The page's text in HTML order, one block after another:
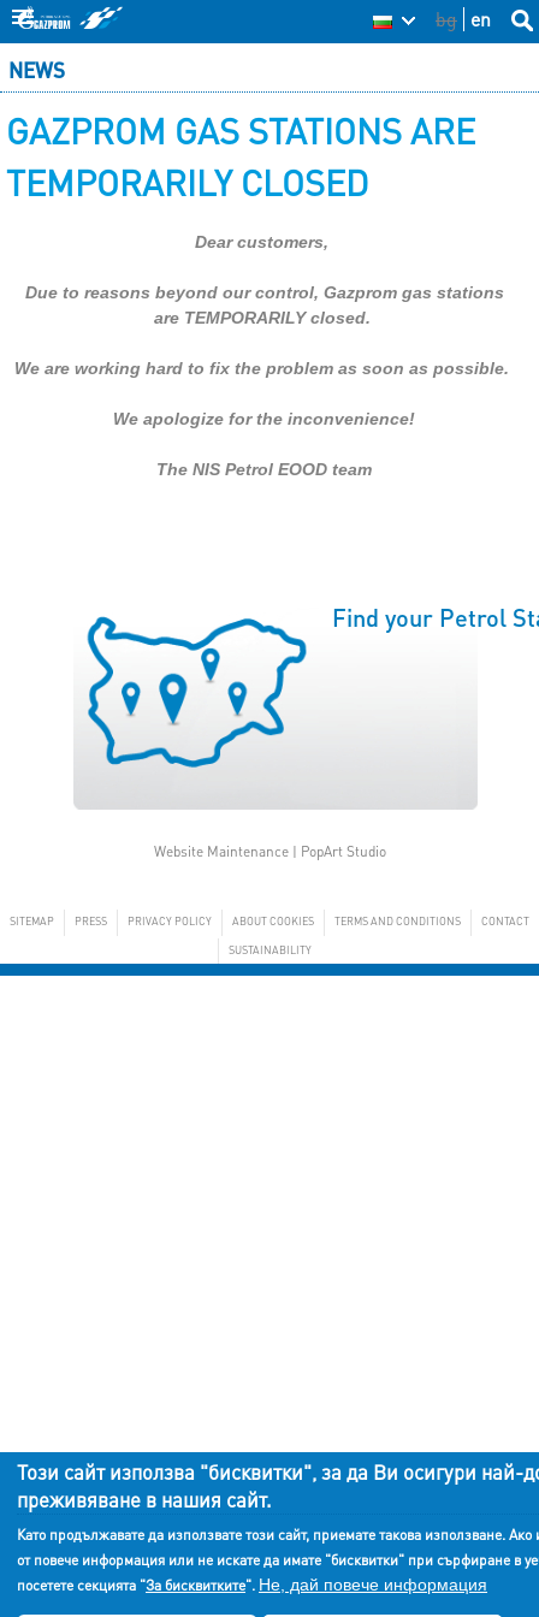
main
content
this
bg en
BG
NEWS
GAZPROM GAS STATIONS ARE
TEMPORARILY CLOSED
Dear customers,
Due to reasons beyond our control, Gazprom gas stations
are TEMPORARILY closed.
We are working hard to fix the problem as soon as possible.
We apologize for the inconvenience!
The NIS Petrol EOOD team
Find your Petrol
Website Maintenance | PopArt Studio
SITEMAP PRESS PRIVACY POLICY ABOUT COOKIES TERMS AND CONDITIONS CONTACT
SUSTAINABILITY
Този сайт използва "бисквитки", за да Ви осигури най-
преживяване в нашия сайт.
Като продължавате да използвате този сайт, приемате такова използване.
от повече информация или не искате да имате "бисквитки" при сърфиране в
посетете секцията "За бисквитките". Не, дай повече информация